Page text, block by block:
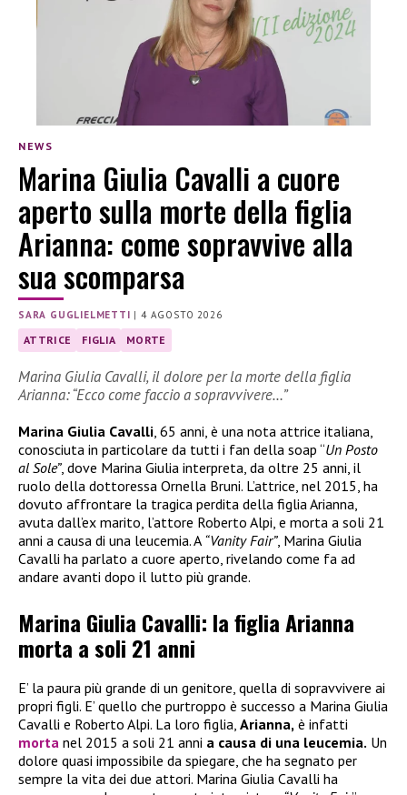
NEWS
Marina Giulia Cavalli a cuore
aperto sulla morte della figlia
Arianna: come sopravvive alla
sua scomparsa
SARA GUGLIELMETTI |4 AGOSTO 2026
ATTRICE FIGLIA MORTE
Marina Giulia Cavalli, il dolore per la morte della figlia
Arianna: “Ecco come faccio a sopravvivere…”
Marina Giulia Cavalli , 65 anni, è una nota attrice italiana,
conosciuta in particolare da tutti i fan della soap “Un Posto
al Sole”, dove Marina Giulia interpreta, da oltre 25 anni, il
ruolo della dottoressa Ornella Bruni. L’attrice, nel 2015, ha
dovuto affrontare la tragica perdita della figlia Arianna,
avuta dall’ex marito, l’attore Roberto Alpi, e morta a soli 21
anni a causa di una leucemia. A “Vanity Fair”, Marina Giulia
Cavalli ha parlato a cuore aperto, rivelando come fa ad
andare avanti dopo il lutto più grande.
Marina Giulia Cavalli: la figlia Arianna
morta a soli 21 anni
E’ la paura più grande di un genitore, quella di sopravvivere ai
propri figli. E’ quello che purtroppo è successo a Marina Giulia
Cavalli e Roberto Alpi. La loro figlia, Arianna, è infatti
morta nel 2015 a soli 21 anni a causa di una leucemia. Un
dolore quasi impossibile da spiegare, che ha segnato per
sempre la vita dei due attori. Marina Giulia Cavalli ha